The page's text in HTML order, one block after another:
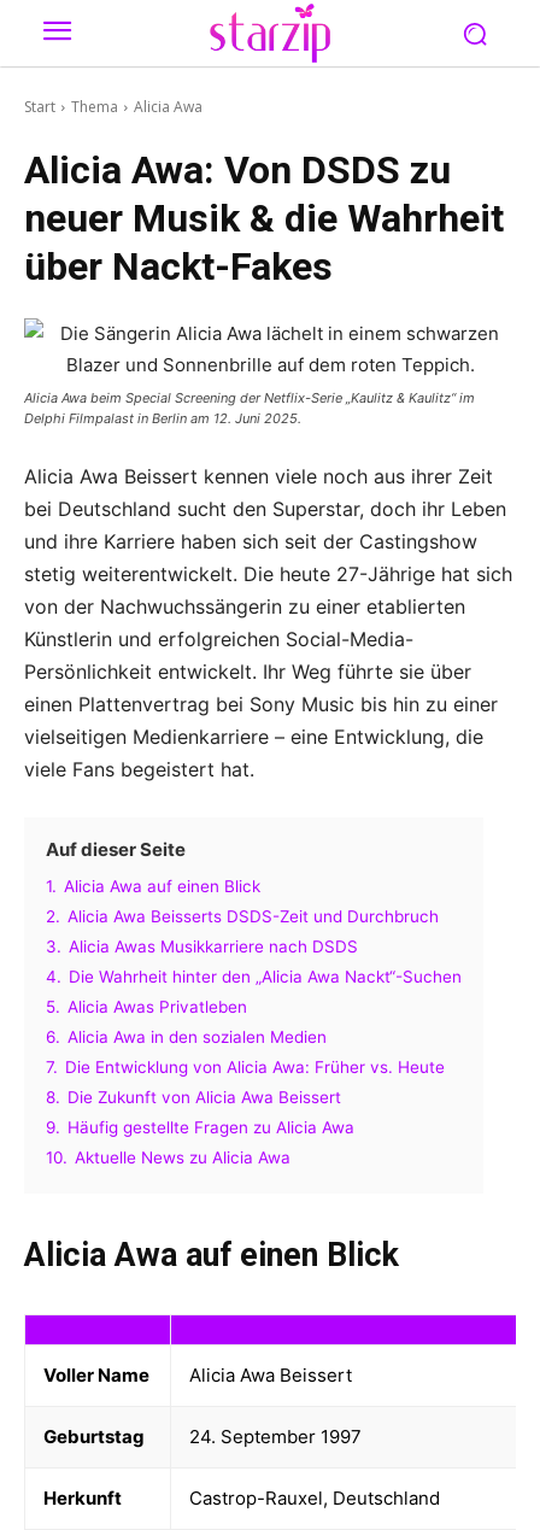
Start Thema Alicia Awa
Alicia Awa: Von DSDS zu
neuer Musik & die Wahrheit
über Nackt-Fakes
Alicia Awa beim Special Screening der Netflix-Serie „Kaulitz & Kaulitz“ im
Delphi Filmpalast in Berlin am 12. Juni 2025.
Alicia Awa Beissert kennen viele noch aus ihrer Zeit
bei Deutschland sucht den Superstar, doch ihr Leben
und ihre Karriere haben sich seit der Castingshow
stetig weiterentwickelt. Die heute 27-Jährige hat sich
von der Nachwuchssängerin zu einer etablierten
Künstlerin und erfolgreichen Social-Media-
Persönlichkeit entwickelt. Ihr Weg führte sie über
einen Plattenvertrag bei Sony Music bis hin zu einer
vielseitigen Medienkarriere – eine Entwicklung, die
viele Fans begeistert hat.
Auf dieser Seite
1. Alicia Awa auf einen Blick
2. Alicia Awa Beisserts DSDS-Zeit und Durchbruch
3. Alicia Awas Musikkarriere nach DSDS
4. Die Wahrheit hinter den „Alicia Awa Nackt“-Suchen
5. Alicia Awas Privatleben
6. Alicia Awa in den sozialen Medien
7. Die Entwicklung von Alicia Awa: Früher vs. Heute
8. Die Zukunft von Alicia Awa Beissert
9. Häufig gestellte Fragen zu Alicia Awa
10. Aktuelle News zu Alicia Awa
Alicia Awa auf einen Blick
Voller Name Alicia Awa Beissert
Geburtstag 24. September 1997
Herkunft Castrop-Rauxel, Deutschland